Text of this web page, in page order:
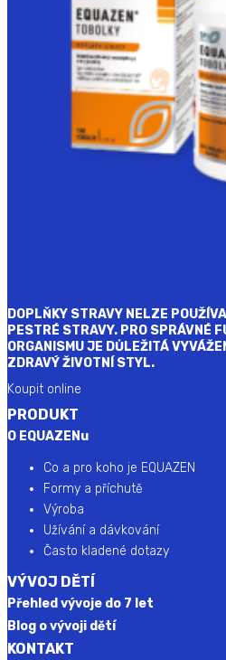
DOPLŇKY STRAVY NELZE
PESTRÉ STRAVY. PRO SPRÁVNÉ
ORGANISMU JE DŮLEŽITÁ
ZDRAVÝ ŽIVOTNÍ STYL.
Koupit online
PRODUKT
O EQUAZENu
Co a pro koho je EQUAZEN
Formy a příchutě
Výroba
Užívání a dávkování
Často kladené dotazy
VÝVOJ DĚTÍ
Přehled vývoje do 7 let
Blog o vývoji dětí
KONTAKT